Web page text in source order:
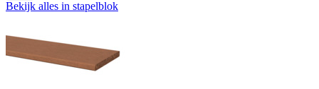
Bekijk alles in stapelblok